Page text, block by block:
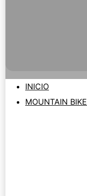
INICIO
MOUNTAIN BIKE